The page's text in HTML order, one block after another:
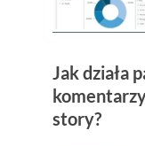
Jak działa
story?